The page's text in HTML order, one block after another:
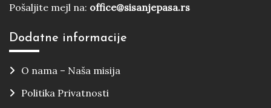
Pošaljite mejl na: office@sisanjepasa.rs
Dodatne informacije
O nama – Naša misija
Politika Privatnosti